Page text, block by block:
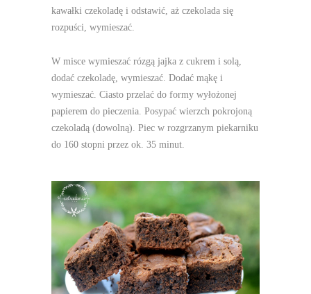
kawałki czekoladę i odstawić, aż czekolada się
rozpuści, wymieszać.
W misce wymieszać rózgą jajka z cukrem i solą,
dodać czekoladę, wymieszać. Dodać mąkę i
wymieszać. Ciasto przelać do formy wyłożonej
papierem do pieczenia. Posypać wierzch pokrojoną
czekoladą (dowolną). Piec w rozgrzanym piekarniku
do 160 stopni przez ok. 35 minut.